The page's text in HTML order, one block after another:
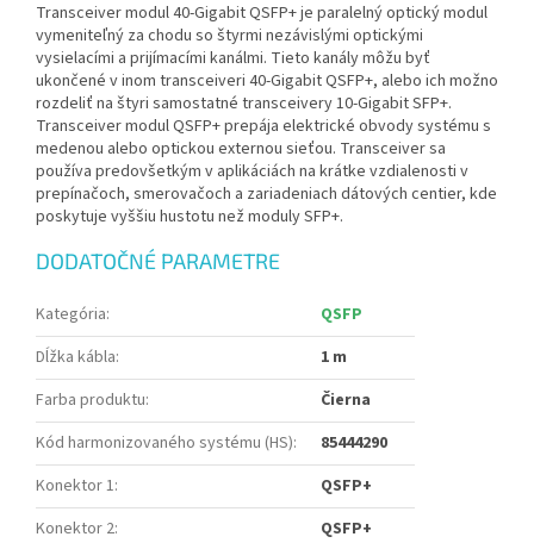
Transceiver modul 40-Gigabit QSFP+ je paralelný optický modul
vymeniteľný za chodu so štyrmi nezávislými optickými
vysielacími a prijímacími kanálmi. Tieto kanály môžu byť
ukončené v inom transceiveri 40-Gigabit QSFP+, alebo ich možno
rozdeliť na štyri samostatné transceivery 10-Gigabit SFP+.
Transceiver modul QSFP+ prepája elektrické obvody systému s
medenou alebo optickou externou sieťou. Transceiver sa
používa predovšetkým v aplikáciách na krátke vzdialenosti v
prepínačoch, smerovačoch a zariadeniach dátových centier, kde
poskytuje vyššiu hustotu než moduly SFP+.
DODATOČNÉ PARAMETRE
Kategória:
QSFP
Dĺžka kábla:
1 m
Farba produktu:
Čierna
Kód harmonizovaného systému (HS):
85444290
Konektor 1:
QSFP+
Konektor 2:
QSFP+